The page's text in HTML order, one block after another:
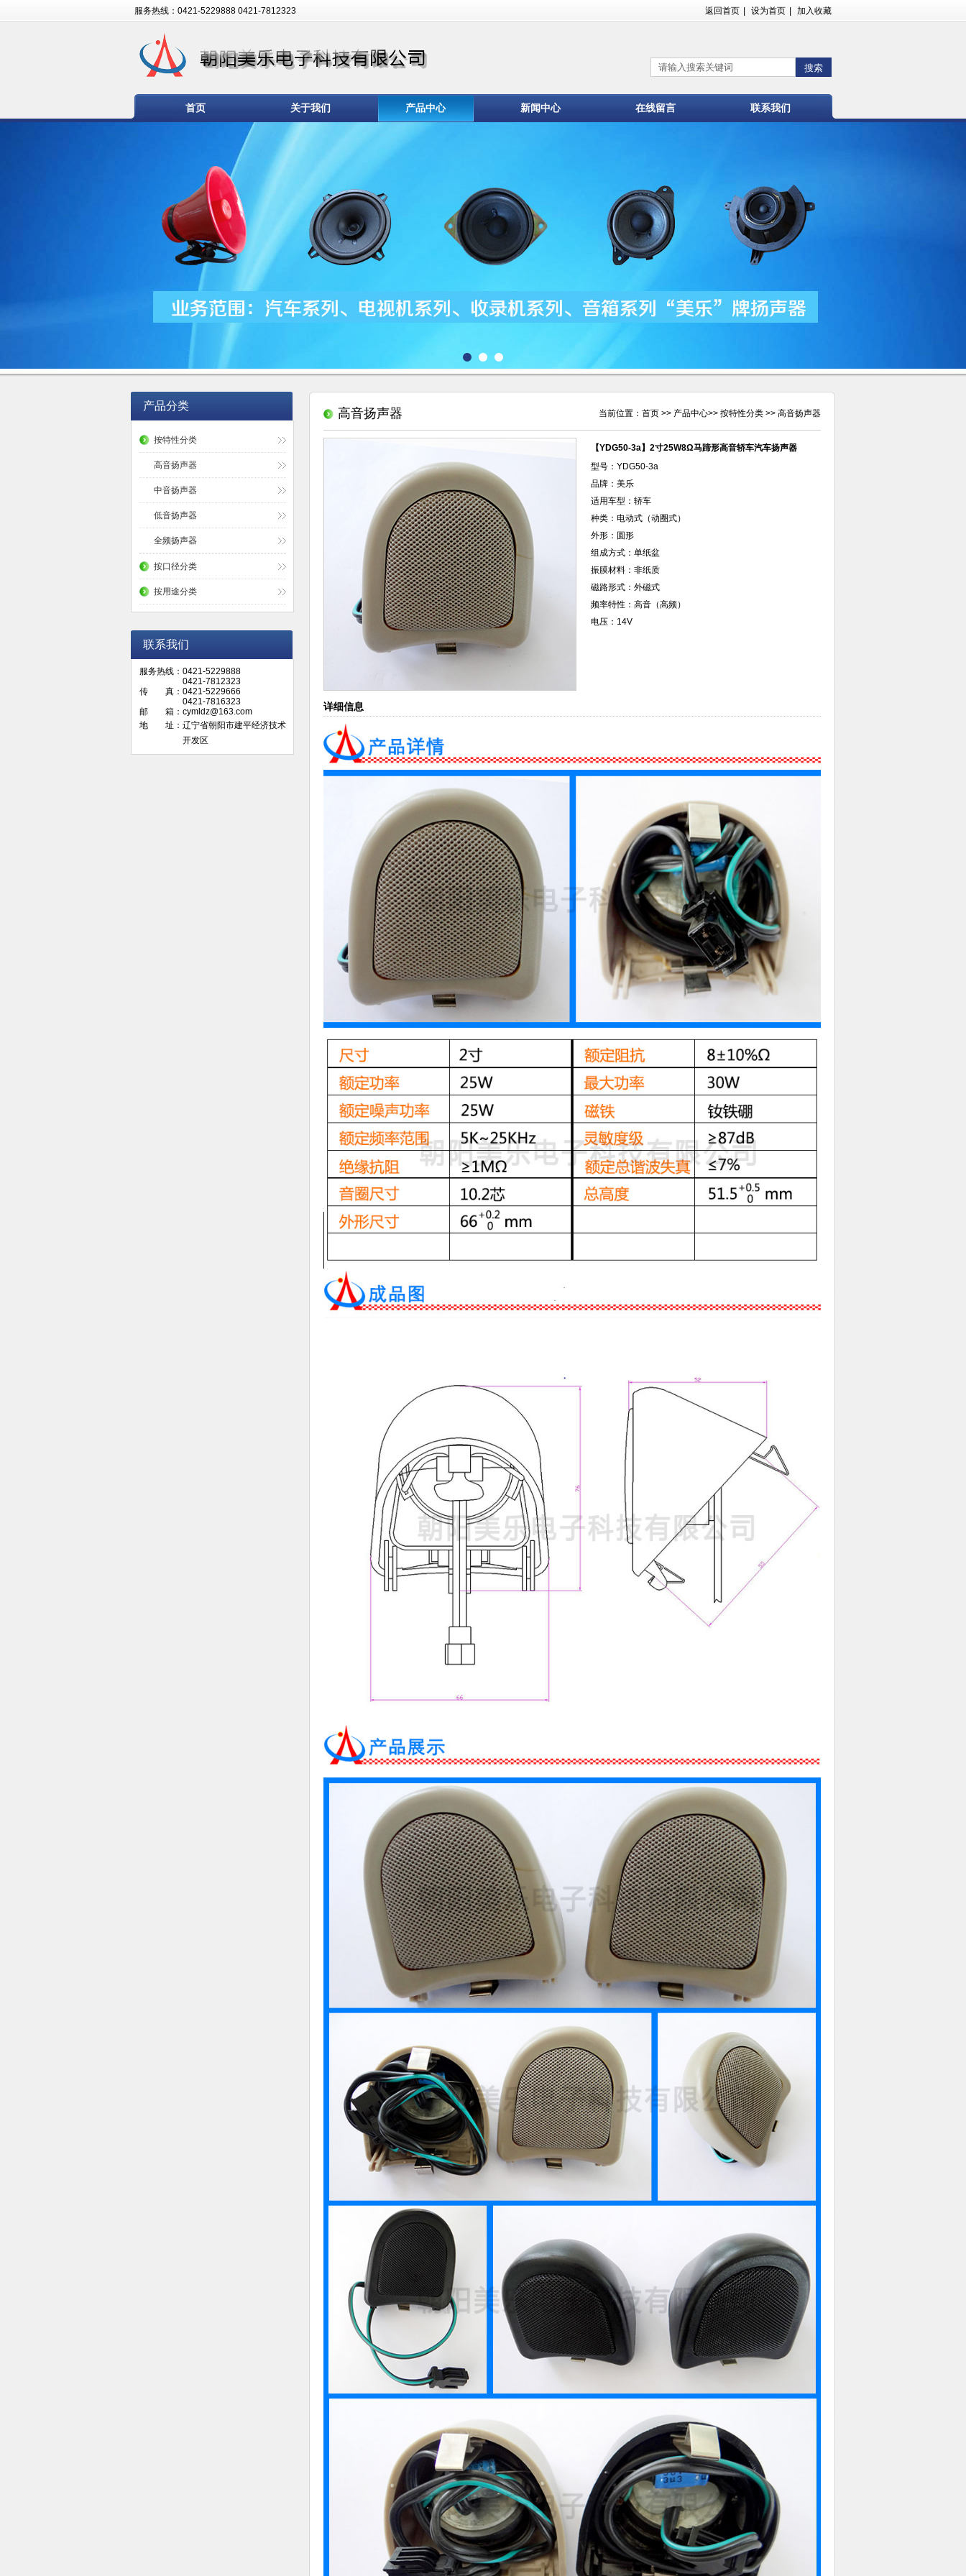
服务热线：0421-5229888 0421-7812323 返回首页 设为首页 加入收藏
首页 关于我们 产品中心 新闻中心 在线留言 联系我们
产品分类
按特性分类
高音扬声器
中音扬声器
低音扬声器
全频扬声器
按口径分类
按用途分类
联系我们
服务热线：0421-5229888
0421-7812323
传 真：0421-5229666
0421-7816323
邮 箱：cymldz@163.com
地 址：辽宁省朝阳市建平经济技术
开发区
高音扬声器 当前位置： 首页 >> 产品中心>> 按特性分类 >> 高音扬声器
【YDG50-3a】2寸25W8Ω马蹄形高音轿车汽车扬声器
型号：YDG50-3a
品牌：美乐
适用车型：轿车
种类：电动式（动圈式）
外形：圆形
组成方式：单纸盆
振膜材料：非纸质
磁路形式：外磁式
频率特性：高音（高频）
电压：14V
详细信息